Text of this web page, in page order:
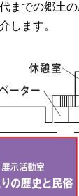
までの郷土
します。